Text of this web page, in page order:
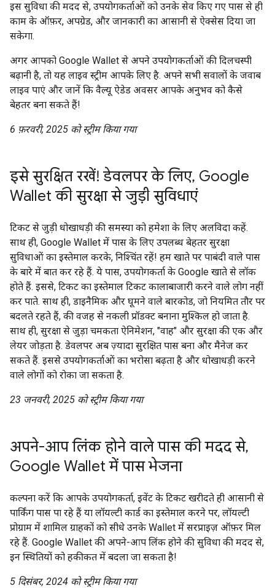
इस सुविधा की मदद से, उपयोगकर्ताओं को उनके सेव किए गए पास से ही
काम के ऑफ़र, अपग्रेड, और जानकारी का आसानी से ऐक्सेस दिया जा
सकेगा.
अगर आपको Google Wallet से अपने उपयोगकर्ताओं की दिलचस्पी
बढ़ानी है, तो यह लाइव स्ट्रीम आपके लिए है. अपने सभी सवालों के जवाब
लाइव पाएं और जानें कि वैल्यू ऐडेड अवसर आपके अनुभव को कैसे
बेहतर बना सकते हैं!
6 फ़रवरी, 2025 को स्ट्रीम किया गया
इसे सुरक्षित रखें! डेवलपर के लिए, Google
Wallet की सुरक्षा से जुड़ी सुविधाएं
टिकट से जुड़ी धोखाधड़ी की समस्या को हमेशा के लिए अलविदा कहें.
साथ ही, Google Wallet में पास के लिए उपलब्ध बेहतर सुरक्षा
सुविधाओं का इस्तेमाल करके, निश्चिंत रहें! हम खाते पर पाबंदी वाले पास
के बारे में बात कर रहे हैं. ये पास, उपयोगकर्ता के Google खाते से लॉक
होते हैं. इससे, टिकट का इस्तेमाल टिकट कालाबाजारी करने वाले लोग नहीं
कर पाते. साथ ही, डाइनैमिक और घूमने वाले बारकोड, जो नियमित तौर पर
बदलते रहते हैं, की वजह से नकली प्रॉडक्ट बनाना मुश्किल हो जाता है.
साथ ही, सुरक्षा से जुड़ा चमकता ऐनिमेशन, "वाह" और सुरक्षा की एक और
लेयर जोड़ता है. डेवलपर अब ज़्यादा सुरक्षित पास बना और मैनेज कर
सकते हैं. इससे उपयोगकर्ताओं का भरोसा बढ़ता है और धोखाधड़ी करने
वाले लोगों को रोका जा सकता है.
23 जनवरी, 2025 को स्ट्रीम किया गया
अपने-आप लिंक होने वाले पास की मदद से,
Google Wallet में पास भेजना
कल्पना करें कि आपके उपयोगकर्ता, इवेंट के टिकट खरीदते ही आसानी से
पार्किंग पास पा रहे हैं या लॉयल्टी कार्ड का इस्तेमाल करने पर, लॉयल्टी
प्रोग्राम में शामिल ग्राहकों को सीधे उनके Wallet में सरप्राइज़ ऑफ़र मिल
रहे हैं. Google Wallet की अपने-आप लिंक होने की सुविधा की मदद से,
इन स्थितियों को हकीकत में बदला जा सकता है!
5 दिसंबर, 2024 को स्ट्रीम किया गया